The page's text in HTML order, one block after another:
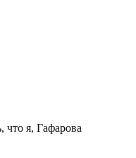
что я, Гафарова